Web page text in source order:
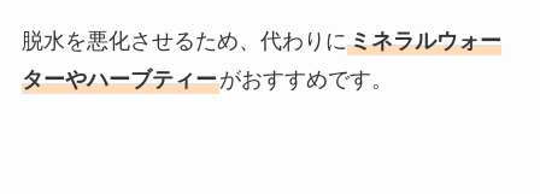
脱水を悪化させるため、代わりにミネラルウォー
ターやハーブティーがおすすめです。